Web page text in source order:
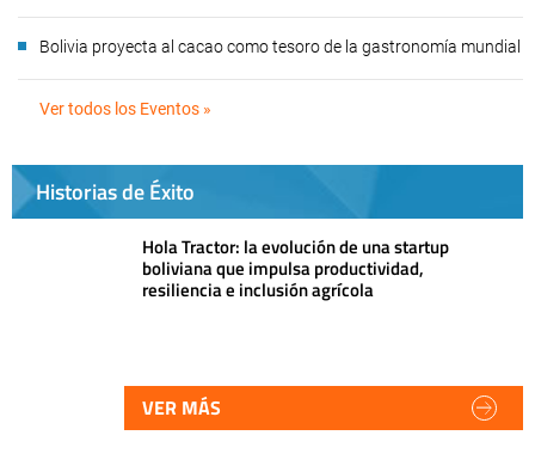
Bolivia proyecta al cacao como tesoro de la gastronomía mundial
Ver todos los Eventos »
Historias de Éxito
Hola Tractor: la evolución de una startup
boliviana que impulsa productividad,
resiliencia e inclusión agrícola
VER MÁS